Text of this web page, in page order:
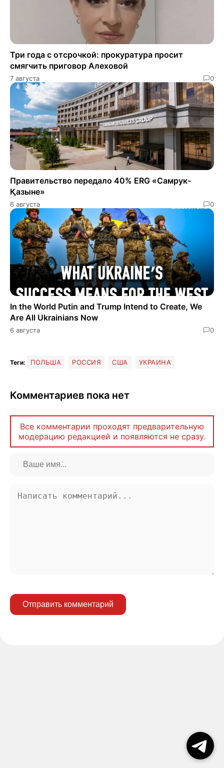
Три года с отсрочкой: прокуратура просит
смягчить приговор Алеховой
7 августа 0
Правительство передало 40% ERG «Самрук-
Қазыне»
6 августа 0
In the World Putin and Trump Intend to Create, We
Are All Ukrainians Now
6 августа 0
Теги: ПОЛЬША РОССИЯ США УКРАИНА
Комментариев пока нет
Все комментарии проходят предварительную
модерацию редакцией и появляются не сразу.
Отправить комментарий